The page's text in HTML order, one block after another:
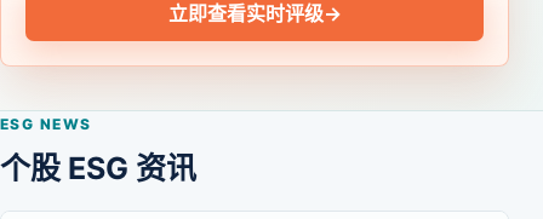
立即查看实时评级→
ESG NEWS
个股 ESG 资讯